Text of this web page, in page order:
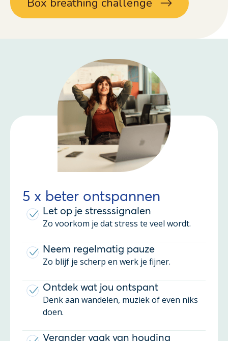
Box breathing challenge
5 x beter ontspannen
Let op je stresssignalen
Zo voorkom je dat stress te veel wordt.
Neem regelmatig pauze
Zo blijf je scherp en werk je fijner.
Ontdek wat jou ontspant
Denk aan wandelen, muziek of even niks
doen.
Verander vaak van houding